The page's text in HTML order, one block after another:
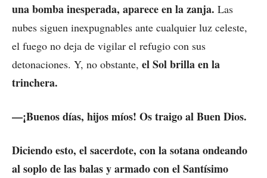
una bomba inesperada, aparece en la zanja. Las
nubes siguen inexpugnables ante cualquier luz celeste,
el fuego no deja de vigilar el refugio con sus
detonaciones. Y, no obstante, el Sol brilla en la
trinchera.
—¡Buenos días, hijos míos! Os traigo al Buen Dios.
Diciendo esto, el sacerdote, con la sotana ondeando
al soplo de las balas y armado con el Santísimo